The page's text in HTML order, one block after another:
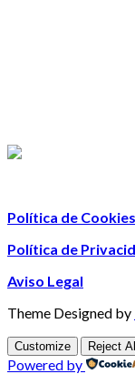
Política de Cookies
Política de
Aviso Legal
Theme Designed by
Customize Reject
Powered by